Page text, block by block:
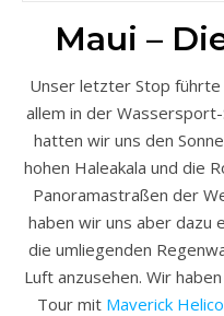
Maui –
Unser letzter Stop führte
allem in der
hatten wir uns den
hohen Haleakala und die
Panoramastraßen der
haben wir uns aber dazu
die umliegenden
Luft anzusehen. Wir
Tour mit Maverick